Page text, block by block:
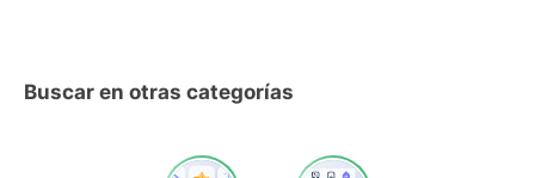
Buscar en otras categorías